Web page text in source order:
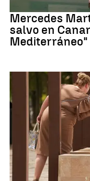
Mercedes
salvo en
Mediterráneo"
Tiempo